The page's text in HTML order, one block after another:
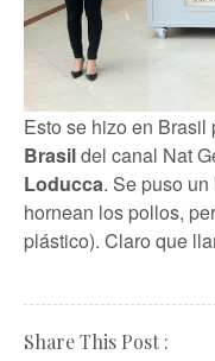
Esto se hizo en Brasil
Brasildel canal Nat
Loducca. Se puso
hornean los pollos,
plástico). Claro que
Share This Post :